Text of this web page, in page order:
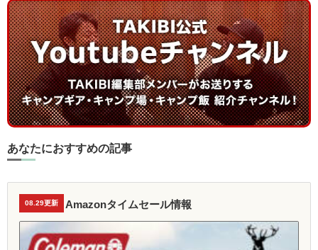
あなたにおすすめの記事
08.29更新 Amazonタイムセール情報